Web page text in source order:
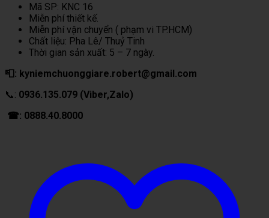
Mã SP: KNC 16
Miễn phí thiết kế.
Miễn phí vận chuyển ( phạm vi TP.HCM)
Chất liệu: Pha Lê/ Thuỷ Tinh
Thời gian sản xuất: 5 – 7 ngày.
📮: kyniemchuonggiare.robert@gmail.com
📞: 0936.135.079 (Viber,Zalo)
☎: 0888.40.8000